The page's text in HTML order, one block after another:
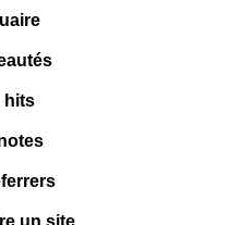
hits
un site